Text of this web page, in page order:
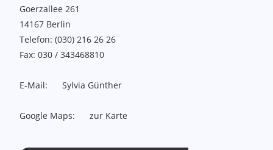
Goerzallee 261
14167 Berlin
Telefon:(030) 216 26 26
Fax:030 / 343468810
E-Mail: Sylvia Günther
Google Maps: zur Karte